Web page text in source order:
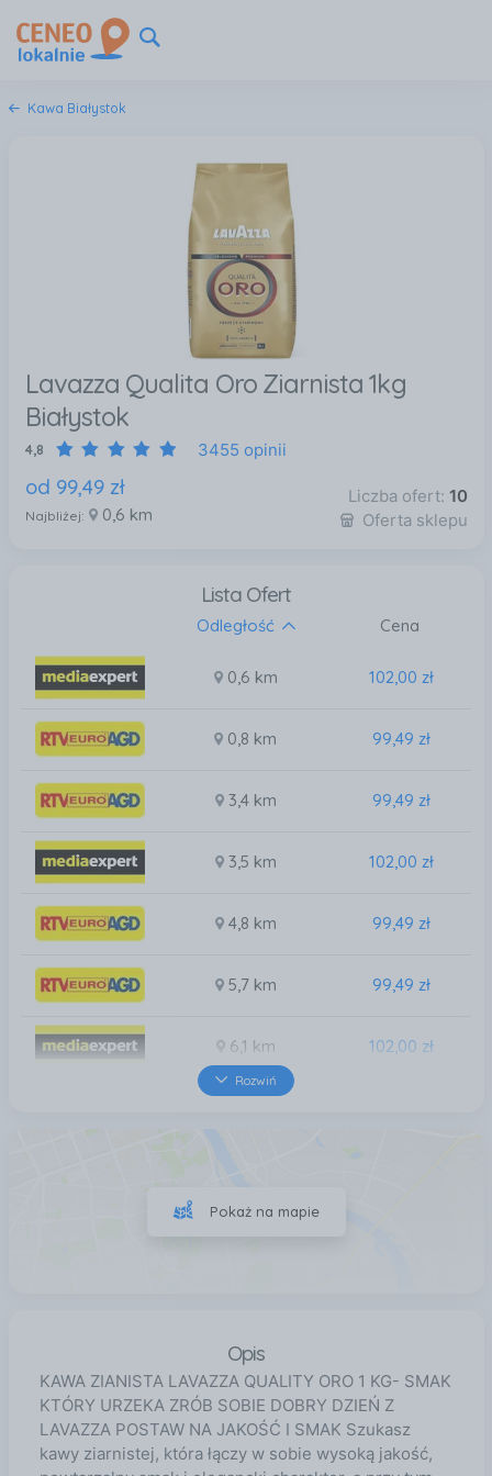
Kawa Białystok
Lavazza Qualita Oro Ziarnista 1kg
Białystok
4,8 3455 opinii
od 99,49 zł
Najbliżej: 0,6 km
Liczba ofert: 10
Oferta sklepu
Lista Ofert
Odległość Cena
0,6 km 102,00 zł
0,8 km 99,49 zł
3,4 km 99,49 zł
3,5 km 102,00 zł
4,8 km 99,49 zł
5,7 km 99,49 zł
6,1 km 102,00 zł
Rozwiń
Pokaż na mapie
Opis
KAWA ZIANISTA LAVAZZA QUALITY ORO 1 KG- SMAK
KTÓRY URZEKA ZRÓB SOBIE DOBRY DZIEŃ Z
LAVAZZA POSTAW NA JAKOŚĆ I SMAK Szukasz
kawy ziarnistej, która łączy w sobie wysoką jakość,